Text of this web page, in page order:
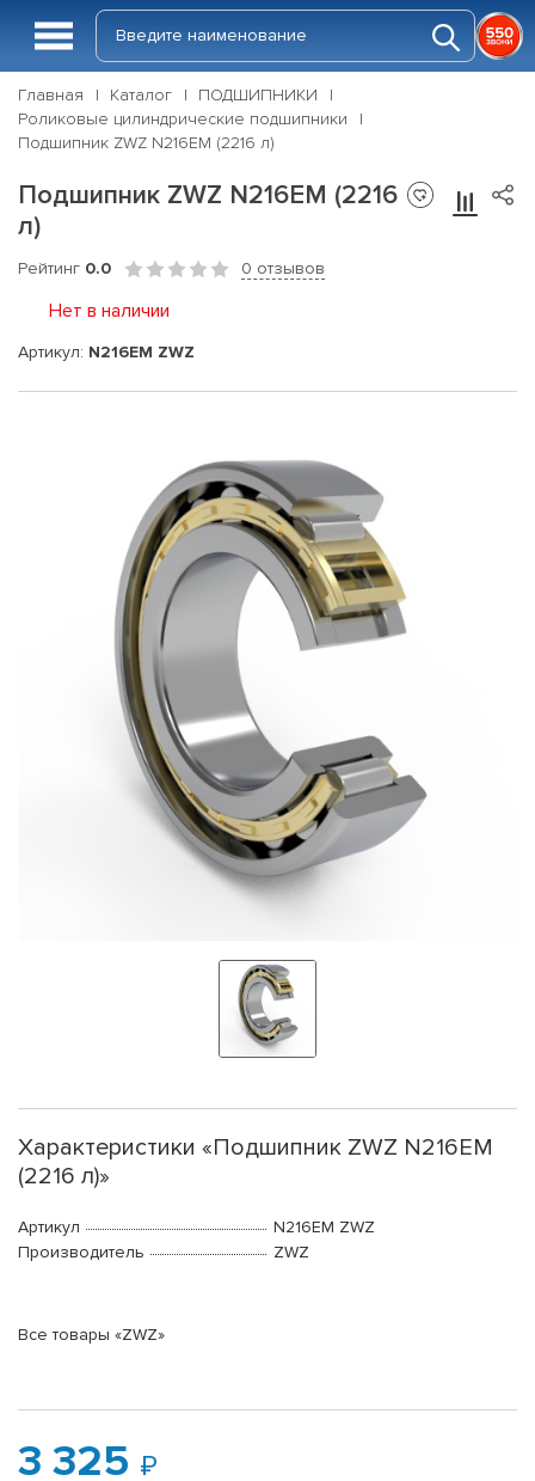
Главная Каталог
ПОДШИПНИКИ
Роликовые цилиндрические подшипники
Подшипник ZWZ N216EM (2216 л)
Подшипник ZWZ N216EM (2216
л)
Рейтинг 0.0 0 отзывов
Нет в наличии
Артикул: N216EM ZWZ
Характеристики «Подшипник ZWZ N216EM
(2216 л)»
Артикул
N216EM ZWZ
Производитель
ZWZ
Все товары «ZWZ»
3 325